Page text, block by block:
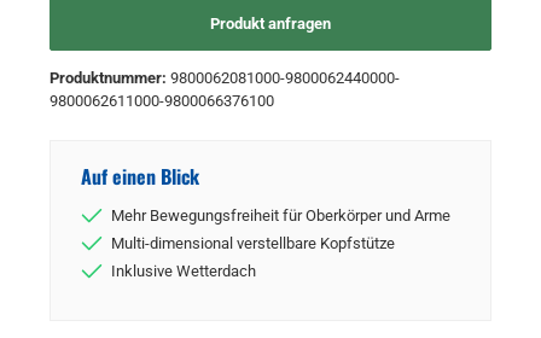
Produkt anfragen
Produktnummer: 9800062081000-9800062440000-
9800062611000-9800066376100
Auf einen Blick
Mehr Bewegungsfreiheit für Oberkörper und Arme
Multi-dimensional verstellbare Kopfstütze
Inklusive Wetterdach